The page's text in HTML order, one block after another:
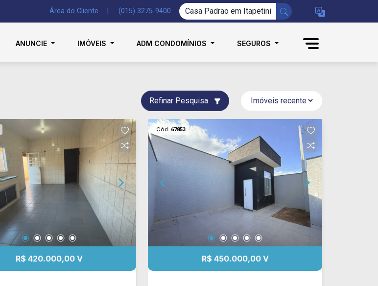
Área do Cliente (015) 3275-9400
ANUNCIE IMÓVEIS ADM CONDOMÍNIOS SEGUROS
Refinar Pesquisa
R$ 420.000,00 V
Cód. 67853
R$ 450.000,00 V